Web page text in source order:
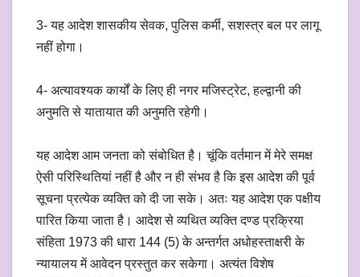
3- यह आदेश शासकीय सेवक, पुलिस कर्मी, सशस्त्र बल पर लागू
नहीं होगा।
4- अत्यावश्यक कार्यों के लिए ही नगर मजिस्ट्रेट, हल्द्वानी की
अनुमति से यातायात की अनुमति रहेगी।
यह आदेश आम जनता को संबोधित है। चूंकि वर्तमान में मेरे समक्ष
ऐसी परिस्थितियां नहीं है और न ही संभव है कि इस आदेश की पूर्व
सूचना प्रत्येक व्यक्ति को दी जा सके। अतः यह आदेश एक पक्षीय
पारित किया जाता है। आदेश से व्यथित व्यक्ति दण्ड प्रक्रिया
संहिता 1973 की धारा 144 (5) के अन्तर्गत अधोहस्ताक्षरी के
न्यायालय में आवेदन प्रस्तुत कर सकेगा। अत्यंत विशेष